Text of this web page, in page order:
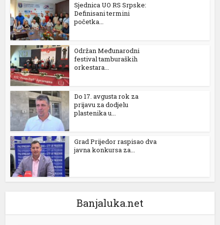
Sjednica UO RS Srpske:
Definisani termini
početka...
Održan Međunarodni
festival tamburaških
orkestara...
Do 17. avgusta rok za
prijavu za dodjelu
plastenika u...
Grad Prijedor raspisao dva
javna konkursa za...
Banjaluka.net